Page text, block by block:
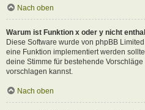
Nach oben
Warum ist Funktion x oder y nicht
Diese Software wurde von phpBB
eine Funktion implementiert werden
deine Stimme für bestehende
vorschlagen kannst.
Nach oben